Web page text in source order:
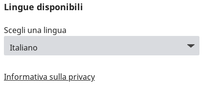
Lingue disponibili
Scegli una lingua
Informativa sulla privacy